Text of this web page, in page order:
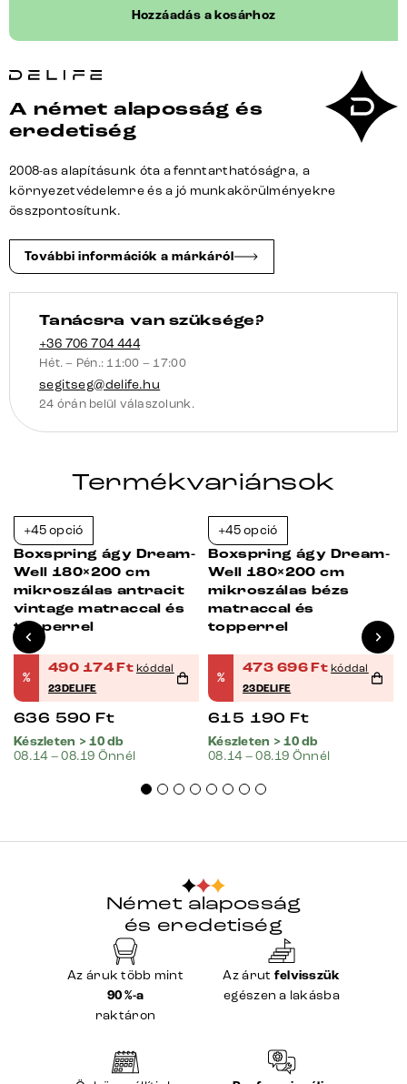
Well
mikroszálas
és
topperrel
Hozzáadás a kosárhoz
A német alaposság és
eredetiség
2008-as alapításunk óta a fenntarthatóságra, a
környezetvédelemre és a jó munkakörülményekre
összpontosítunk.
További információk a márkáról
Tanácsra van szüksége?
+36 706 704 444
Hét. – Pén.: 11:00 – 17:00
segitseg@delife.hu
24 órán belül válaszolunk.
Termékvariánsok
+45 opció
Boxspring ágy Dream-
Well 180×200 cm
mikroszálas antracit
vintage matraccal és
topperrel
%
490 174Ft kóddal
23DELIFE
636 590 Ft
Készleten > 10 db
08.14 – 08.19 Önnél
+45 opció
Boxspring ágy Dream-
Well 180×200 cm
mikroszálas bézs
matraccal és
topperrel
%
473 696Ft kóddal
23DELIFE
615 190 Ft
Készleten > 10 db
08.14 – 08.19 Önnél
Német alaposság
és eredetiség
Az áruk több mint
90 %-a
raktáron
Az árut felvisszük
egészen a lakásba